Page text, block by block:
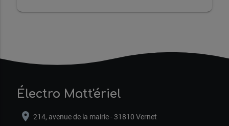
Électro Matt'ériel
location_on 214, avenue de la mairie - 31810 Vernet